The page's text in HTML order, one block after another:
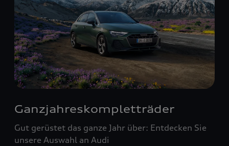
Ganzjahreskomplett­räder
Gut gerüstet das ganze Jahr über: Entdecken Sie
unsere Auswahl an Audi